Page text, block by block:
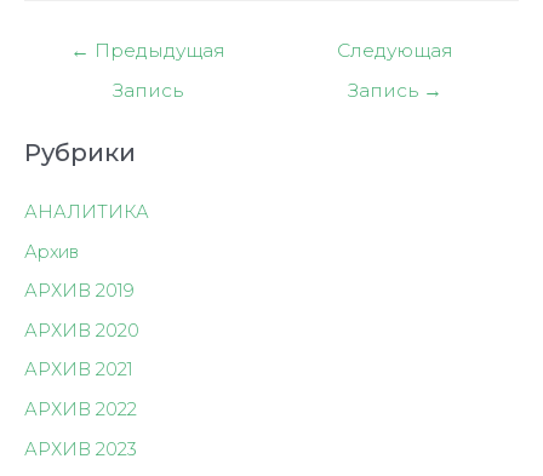
Навигация
← Предыдущая
Запись
Следующая
Запись →
Рубрики
АНАЛИТИКА
Архив
АРХИВ 2019
АРХИВ 2020
АРХИВ 2021
АРХИВ 2022
АРХИВ 2023